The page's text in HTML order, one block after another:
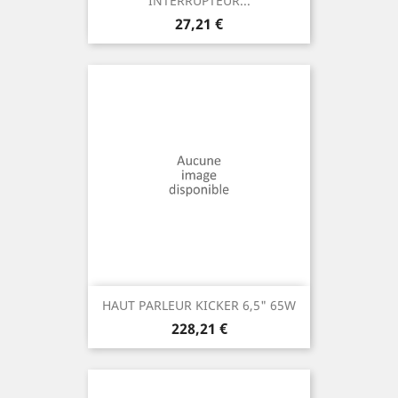
Prix
27,21 €
HAUT PARLEUR KICKER 6,5" 65W
Prix
228,21 €